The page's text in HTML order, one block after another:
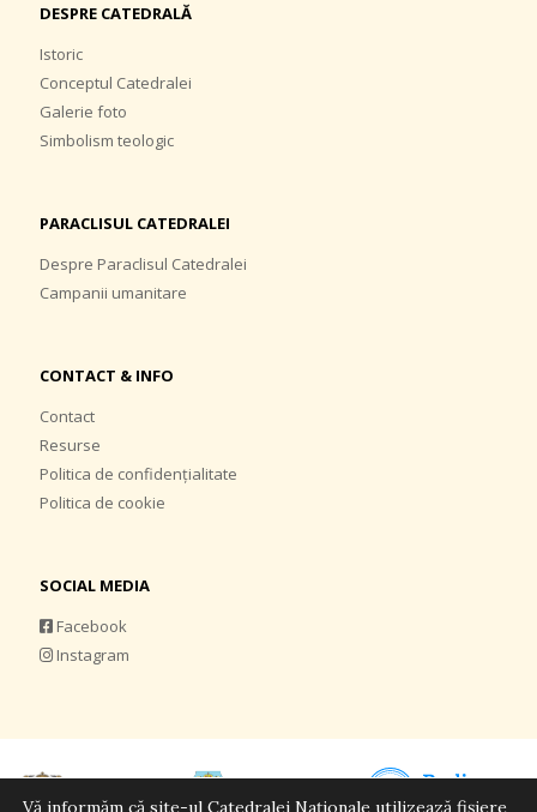
DESPRE CATEDRALĂ
Istoric
Conceptul Catedralei
Galerie foto
Simbolism teologic
PARACLISUL CATEDRALEI
Despre Paraclisul Catedralei
Campanii umanitare
CONTACT & INFO
Contact
Resurse
Politica de confidențialitate
Politica de cookie
SOCIAL MEDIA
Facebook
Instagram
Vă informăm că site-ul Catedralei Naționale utilizează fișiere